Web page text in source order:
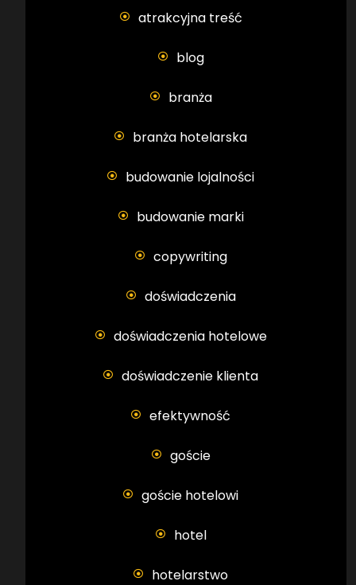
atrakcyjna treść
blog
branża
branża hotelarska
budowanie lojalności
budowanie marki
copywriting
doświadczenia
doświadczenia hotelowe
doświadczenie klienta
efektywność
goście
goście hotelowi
hotel
hotelarstwo